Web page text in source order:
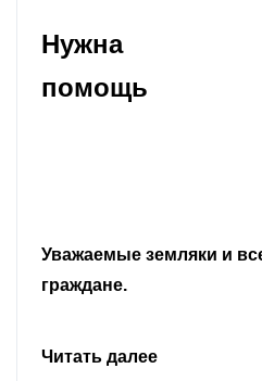
Нужна
помощь
Уважаемые земляки и
граждане.
Читать далее